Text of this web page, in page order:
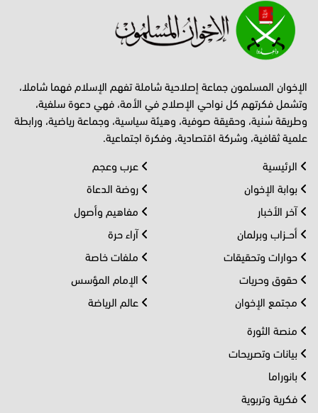
الإخوان المسلمون جماعة إصلاحية شاملة تفهم الإسلام فهما شاملا،
وتشمل فكرتهم كل نواحي الإصلاح في الأمة، فهي دعوة سلفية،
وطريقة سُنية، وحقيقة صوفية، وهيئة سياسية، وجماعة رياضية، ورابطة
علمية ثقافية، وشركة اقتصادية، وفكرة اجتماعية.
الرئيسية
بوابة الإخوان
آخر الأخبار
أحــزاب وبرلمان
حوارات وتحقيقات
حقوق وحريات
مجتمع الإخوان
عرب وعجم
روضة الدعاة
مفاهيم وأصول
آراء حرة
ملفات خاصة
الإمام المؤسس
عالم الرياضة
منصة الثورة
بيانات وتصريحات
بانوراما
فكرية وتربوية